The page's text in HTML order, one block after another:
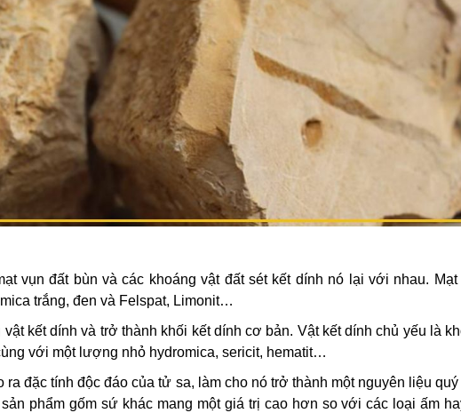
vụn đất bùn và các khoáng vật đất sét kết dính nó lại với nhau. Mạt
trắng, đen và Felspat, Limonit…
kết dính và trở thành khối kết dính cơ bản. Vật kết dính chủ yếu là
với một lượng nhỏ hydromica, sericit, hematit…
đặc tính độc đáo của tử sa, làm cho nó trở thành một nguyên liệu
phẩm gốm sứ khác mang một giá trị cao hơn so với các loại ấm